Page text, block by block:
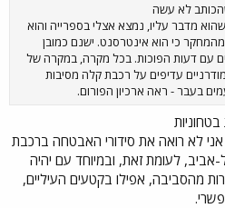
לא עשה
מדבר עליו, נמצא אצלי בספרייה והוא
כי הוא אינטרסנט. ישנם כמובן
עם דעות הפוכות. בכל מקרה, במקרה של
מודרניים עדיפים על רכבת קלה מסיבות
בעבר - ראה ארכיון הפורום.
אני לא רואה את סידורי האבטחה ברכבת
לעומת זאת, ובמיוחד עם יהיה
מהסביבה, אפילו בקטעים העיליים,